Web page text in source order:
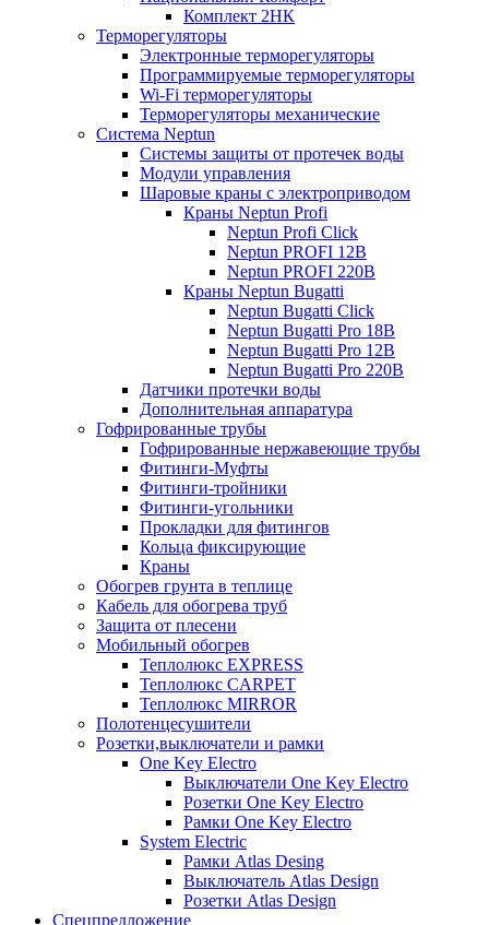
Комплект 2НК
Терморегуляторы
Электронные терморегуляторы
Программируемые терморегуляторы
Wi-Fi терморегуляторы
Терморегуляторы механические
Система Neptun
Системы защиты от протечек воды
Модули управления
Шаровые краны с электроприводом
Краны Neptun Profi
Neptun Profi Click
Neptun PROFI 12В
Neptun PROFI 220В
Краны Neptun Bugatti
Neptun Bugatti Click
Neptun Bugatti Pro 18В
Neptun Bugatti Pro 12В
Neptun Bugatti Pro 220В
Датчики протечки воды
Дополнительная аппаратура
Гофрированные трубы
Гофрированные нержавеющие трубы
Фитинги-Муфты
Фитинги-тройники
Фитинги-угольники
Прокладки для фитингов
Кольца фиксирующие
Краны
Обогрев грунта в теплице
Кабель для обогрева труб
Защита от плесени
Мобильный обогрев
Теплолюкс EXPRESS
Теплолюкс CARPET
Теплолюкс MIRROR
Полотенцесушители
Розетки,выключатели и рамки
One Key Electro
Выключатели One Key Electro
Розетки One Key Electro
Рамки One Key Electro
System Electric
Рамки Atlas Desing
Выключатель Atlas Design
Розетки Atlas Design
Спецпредложение